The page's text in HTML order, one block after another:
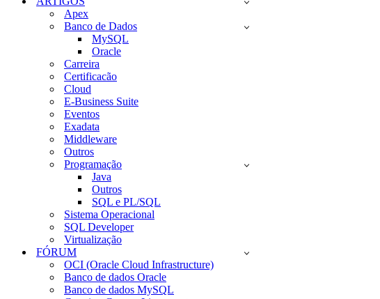
Apex
Banco de Dados
MySQL
Oracle
Carreira
Certificacão
Cloud
E-Business Suite
Eventos
Exadata
Middleware
Outros
Programação
Java
Outros
SQL e PL/SQL
Sistema Operacional
SQL Developer
Virtualização
FÓRUM
OCI (Oracle Cloud Infrastructure)
Banco de dados Oracle
Banco de dados MySQL